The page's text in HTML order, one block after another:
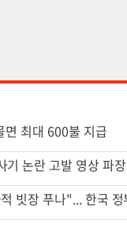
면 최대 600불 지급
기 논란 고발 영상 파장